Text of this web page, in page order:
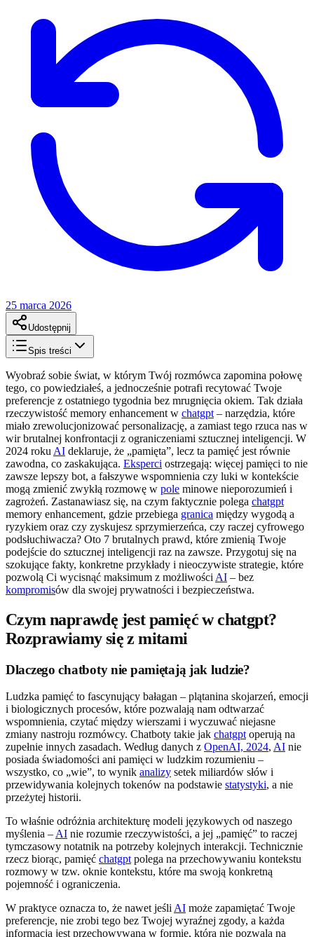
25 marca 2026
Udostępnij
Spis treści
Wyobraź sobie świat, w którym Twój rozmówca zapomina połowę
tego, co powiedziałeś, a jednocześnie potrafi recytować Twoje
preferencje z ostatniego tygodnia bez mrugnięcia okiem. Tak działa
rzeczywistość memory enhancement w chatgpt – narzędzia, które
miało zrewolucjonizować personalizację, a zamiast tego rzuca nas w
wir brutalnej konfrontacji z ograniczeniami sztucznej inteligencji. W
2024 roku AI deklaruje, że „pamięta”, lecz ta pamięć jest równie
zawodna, co zaskakująca. Eksperci ostrzegają: więcej pamięci to nie
zawsze lepszy bot, a fałszywe wspomnienia czy luki w kontekście
mogą zmienić zwykłą rozmowę w pole minowe nieporozumień i
zagrożeń. Zastanawiasz się, na czym faktycznie polega chatgpt
memory enhancement, gdzie przebiega granica między wygodą a
ryzykiem oraz czy zyskujesz sprzymierzeńca, czy raczej cyfrowego
podsłuchiwacza? Oto 7 brutalnych prawd, które zmienią Twoje
podejście do sztucznej inteligencji raz na zawsze. Przygotuj się na
szokujące fakty, konkretne przykłady i nieoczywiste strategie, które
pozwolą Ci wycisnąć maksimum z możliwości AI – bez
kompromisów dla swojej prywatności i bezpieczeństwa.
Czym naprawdę jest pamięć w chatgpt?
Rozprawiamy się z mitami
Dlaczego chatboty nie pamiętają jak ludzie?
Ludzka pamięć to fascynujący bałagan – plątanina skojarzeń, emocji
i biologicznych procesów, które pozwalają nam odtwarzać
wspomnienia, czytać między wierszami i wyczuwać niejasne
zmiany nastroju rozmówcy. Chatboty takie jak chatgpt operują na
zupełnie innych zasadach. Według danych z OpenAI, 2024, AI nie
posiada świadomości ani pamięci w ludzkim rozumieniu –
wszystko, co „wie”, to wynik analizy setek miliardów słów i
przewidywania kolejnych tokenów na podstawie statystyki, a nie
przeżytej historii.
To właśnie odróżnia architekturę modeli językowych od naszego
myślenia – AI nie rozumie rzeczywistości, a jej „pamięć” to raczej
tymczasowy notatnik na potrzeby kolejnych interakcji. Technicznie
rzecz biorąc, pamięć chatgpt polega na przechowywaniu kontekstu
rozmowy w tzw. oknie kontekstu, które ma swoją konkretną
pojemność i ograniczenia.
W praktyce oznacza to, że nawet jeśli AI może zapamiętać Twoje
preferencje, nie zrobi tego bez Twojej wyraźnej zgody, a każda
informacja jest przechowywana w formie, która nie pozwala na